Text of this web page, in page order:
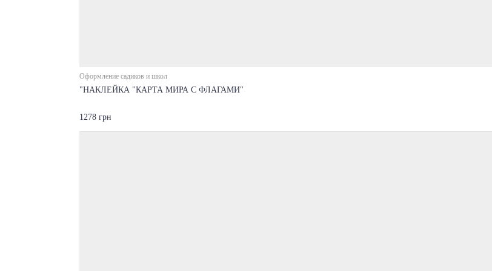
Оформление садиков и школ
"НАКЛЕЙКА "КАРТА МИРА С ФЛАГАМИ"
1278 грн